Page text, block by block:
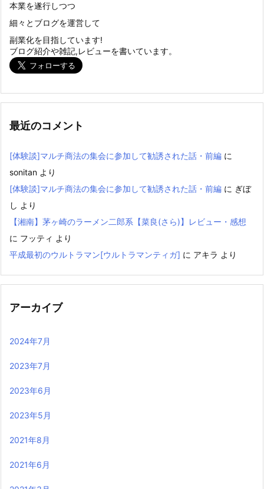
本業を遂行しつつ
細々とブログを運営して
副業化を目指しています!
ブログ紹介や雑記,レビューを書いています。
最近のコメント
[体験談]マルチ商法の集会に参加して勧誘された話・前編 に
sonitan より
[体験談]マルチ商法の集会に参加して勧誘された話・前編 に ぎぼ
し より
【湘南】茅ヶ崎のラーメン二郎系【菜良(さら)】レビュー・感想
に フッティ より
平成最初のウルトラマン[ウルトラマンティガ] に アキラ より
アーカイブ
2024年7月
2023年7月
2023年6月
2023年5月
2021年8月
2021年6月